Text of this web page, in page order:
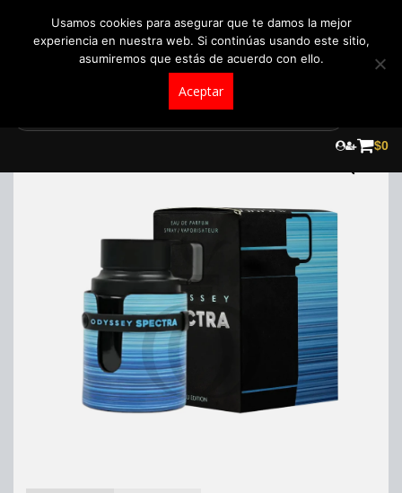
$0
Usamos cookies para asegurar que te damos la mejor
experiencia en nuestra web. Si continúas usando este sitio,
asumiremos que estás de acuerdo con ello.
Aceptar